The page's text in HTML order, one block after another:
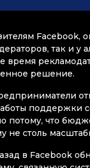
Facebook,
так и у
время
решение.
поддержки
потому, что
не столь
в Facebook